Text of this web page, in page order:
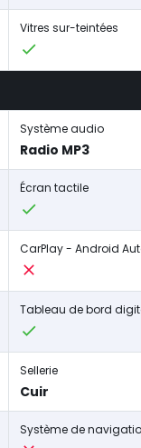
Vitres sur-teintées
Système audio
Radio MP3
Écran tactile
CarPlay - Android
Tableau de bord
Sellerie
Cuir
Système de